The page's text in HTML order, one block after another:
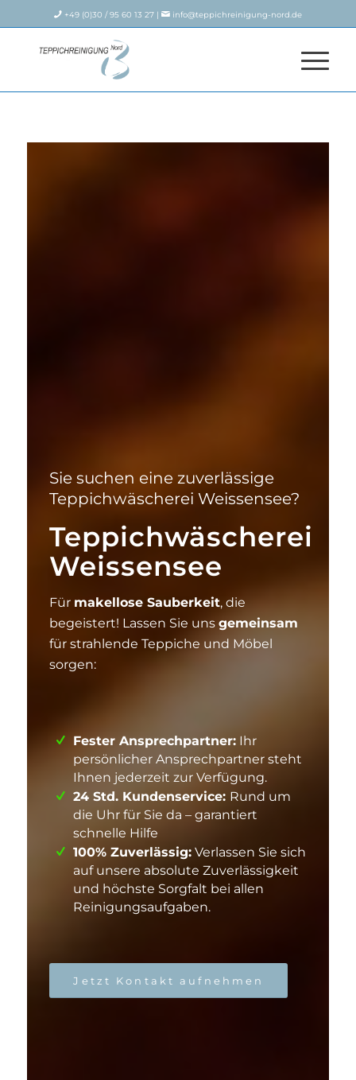
+49 (0)30 / 95 60 13 27 | info@teppichreinigung-nord.de
Sie suchen eine zuverlässige
Teppichwäscherei Weissensee?
Teppichwäscherei
Weissensee
Für makellose Sauberkeit, die
begeistert! Lassen Sie unsgemeinsam
für strahlende Teppiche und Möbel
sorgen:
Fester Ansprechpartner:Ihr
persönlicher Ansprechpartner steht
Ihnen jederzeit zur Verfügung.
24 Std. Kundenservice: Rund um
die Uhr für Sie da – garantiert
schnelle Hilfe
100% Zuverlässig:Verlassen Sie sich
auf unsere absolute Zuverlässigkeit
und höchste Sorgfalt bei allen
Reinigungsaufgaben.
Jetzt Kontakt aufnehmen